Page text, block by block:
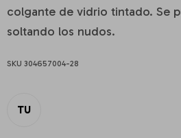
colgante de vidrio tintado. Se
soltando los nudos.
304657004-28
TU